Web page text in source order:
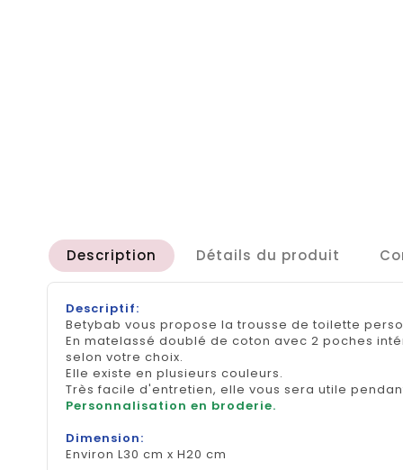
Description Détails du produit
Descriptif:
Betybab vous propose la trousse de toilette
En matelassé doublé de coton avec 2 poches
selon votre choix.
Elle existe en plusieurs couleurs.
Très facile d'entretien, elle vous sera utile
Personnalisation en broderie.
Dimension:
Environ L30 cm x H20 cm